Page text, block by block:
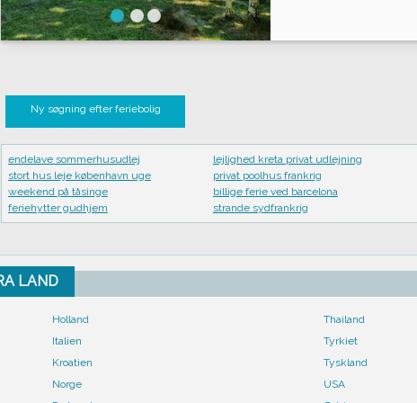
Ny søgning efter feriebolig
endelave sommerhusudlej
stort hus leje københavn uge
weekend på tåsinge
feriehytter gudhjem
lejlighed kreta privat udlejning
privat poolhus frankrig
billige ferie ved barcelona
strande sydfrankrig
LAND
Holland
Italien
Kroatien
Norge
Thailand
Tyrkiet
Tyskland
USA